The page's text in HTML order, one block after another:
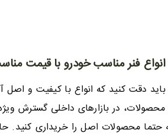
انواع فنر مناسب خودرو با قیمت
باید دقت کنید که انواع با کیفیت و اصل
در بازارهای داخلی گسترش
حتما محصولات اصل را خریداری کنید.